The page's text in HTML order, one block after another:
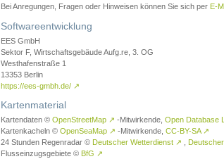
Bei Anregungen, Fragen oder Hinweisen können Sie sich per E-
Softwareentwicklung
EES GmbH
Sektor F, Wirtschaftsgebäude Aufg.re, 3. OG
Westhafenstraße 1
13353 Berlin
https://ees-gmbh.de/ ↗
Kartenmaterial
Kartendaten © OpenStreetMap ↗ -Mitwirkende, Open Database
Kartenkacheln © OpenSeaMap ↗ -Mitwirkende, CC-BY-SA ↗
24 Stunden Regenradar © Deutscher Wetterdienst ↗
Flusseinzugsgebiete © BfG ↗